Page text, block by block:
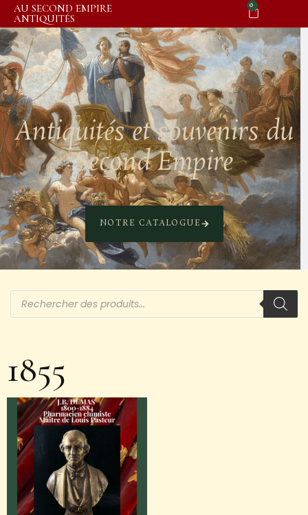
AU SECOND EMPIRE
ANTIQUITÉS
0
Antiquités et souvenirs du
Second Empire
NOTRE CATALOGUE
1855